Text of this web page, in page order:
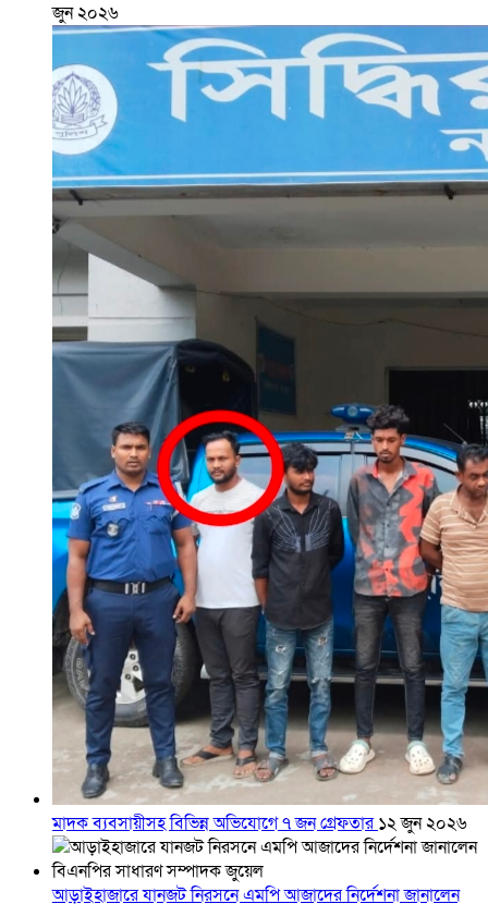
জুন ২০২৬
মাদক ব্যবসায়ীসহ বিভিন্ন অভিযোগে ৭ জন গ্রেফতার১২ জুন ২০২৬
আড়াইহাজারে যানজট নিরসনে এমপি আজাদের নির্দেশনা জানালেন